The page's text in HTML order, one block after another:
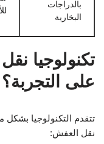
بالدراجات
البخارية
تكنولوجيا
على التجربة؟
تتقدم التكنولوجيا
نقل العفش: